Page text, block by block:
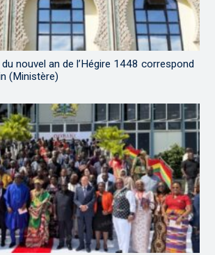
nouvel an de l’Hégire 1448 correspond
(Ministère)